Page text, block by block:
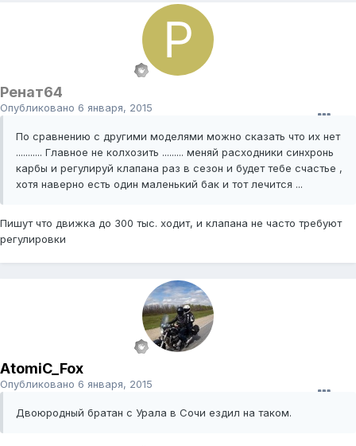
Ренат64
Опубликовано 6 января, 2015
По сравнению с другими моделями можно сказать что их нет
........... Главное не колхозить ......... меняй расходники синхронь
карбы и регулируй клапана раз в сезон и будет тебе счастье ,
хотя наверно есть один маленький бак и тот лечится ...
Пишут что движка до 300 тыс. ходит, и клапана не часто требуют
регулировки
AtomiC_Fox
Опубликовано 6 января, 2015
Двоюродный братан с Урала в Сочи ездил на таком.